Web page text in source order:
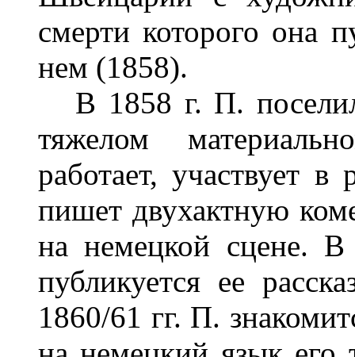
смерти которого она
нем (1858).
В 1858 г. П.
тяжелом
работает, участвует
пишет двухактную
на немецкой сцене.
публикуется ее
1860/61 гг. П.